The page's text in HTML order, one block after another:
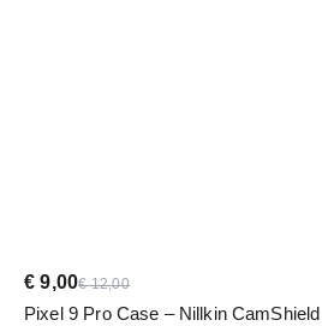
€12,00
€ 9,00
Pixel 9 Pro Case – Nillkin